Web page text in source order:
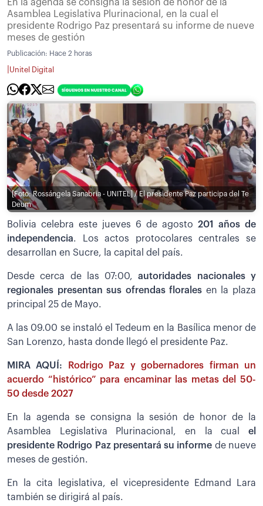
En la agenda se consigna la sesión de honor de la
Asamblea Legislativa Plurinacional, en la cual el
presidente Rodrigo Paz presentará su informe de nueve
meses de gestión
Publicación: Hace 2 horas
Unitel Digital
[Foto: Rossángela Sanabria - UNITEL] / El presidente Paz participa del Te
Deum
Bolivia celebra este jueves 6 de agosto 201 años de
independencia. Los actos protocolares centrales se
desarrollan en Sucre, la capital del país.
Desde cerca de las 07:00,autoridades nacionales y
regionales presentan sus ofrendas florales en la plaza
principal 25 de Mayo.
A las 09.00 se instaló el Tedeum en la Basílica menor de
San Lorenzo, hasta donde llegó el presidente Paz.
MIRA AQUÍ:
Rodrigo Paz y gobernadores firman un
acuerdo “histórico” para encaminar las metas del 50-
50 desde 2027
En la agenda se consigna la sesión de honor de la
Asamblea Legislativa Plurinacional, en la cual el
presidente Rodrigo Paz presentará su informe de nueve
meses de gestión.
En la cita legislativa, el vicepresidente Edmand Lara
también se dirigirá al país.